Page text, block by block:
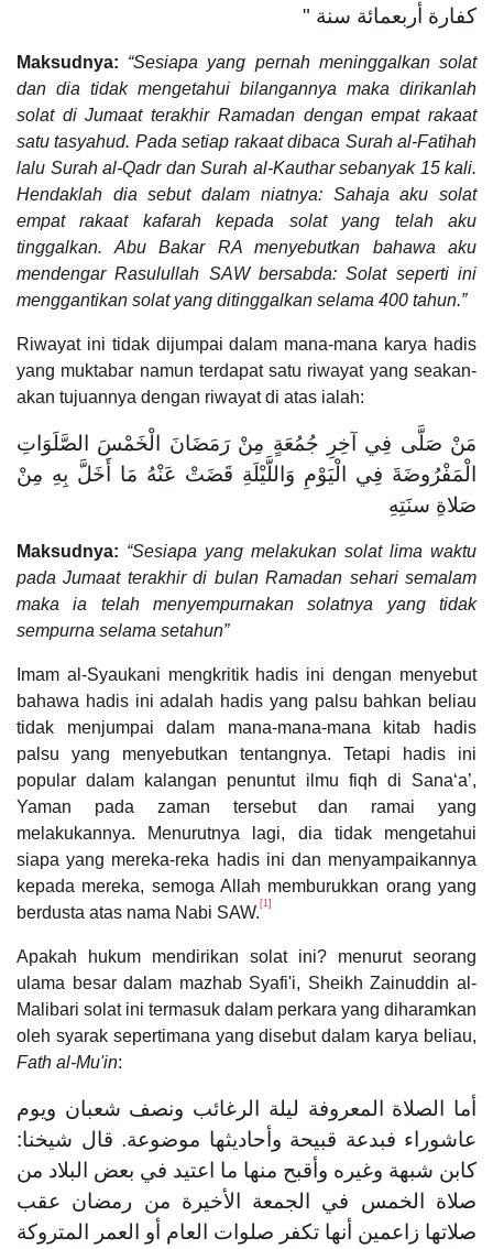
كفارة أربعمائة سنة "
Maksudnya: “Sesiapa yang pernah meninggalkan solat
dan dia tidak mengetahui bilangannya maka dirikanlah
solat di Jumaat terakhir Ramadan dengan empat rakaat
satu tasyahud. Pada setiap rakaat dibaca Surah al-Fatihah
lalu Surah al-Qadr dan Surah al-Kauthar sebanyak 15 kali.
Hendaklah dia sebut dalam niatnya: Sahaja aku solat
empat rakaat kafarah kepada solat yang telah aku
tinggalkan. Abu Bakar RA menyebutkan bahawa aku
mendengar Rasulullah SAW bersabda: Solat seperti ini
menggantikan solat yang ditinggalkan selama 400 tahun.”
Riwayat ini tidak dijumpai dalam mana-mana karya hadis
yang muktabar namun terdapat satu riwayat yang seakan-
akan tujuannya dengan riwayat di atas ialah:
مَنْ صَلَّى فِي آخِرِ جُمُعَةٍ مِنْ رَمَضَانَ الْخَمْسَ الصَّلَوَاتِ
الْمَفْرُوضَةَ فِي الْيَوْمِ وَاللَّيْلَةِ قَضَتْ عَنْهُ مَا أَخَلَّ بِهِ مِنْ
صَلاةِ سنَتِهِ
Maksudnya: “Sesiapa yang melakukan solat lima waktu
pada Jumaat terakhir di bulan Ramadan sehari semalam
maka ia telah menyempurnakan solatnya yang tidak
sempurna selama setahun”
Imam al-Syaukani mengkritik hadis ini dengan menyebut
bahawa hadis ini adalah hadis yang palsu bahkan beliau
tidak menjumpai dalam mana-mana-mana kitab hadis
palsu yang menyebutkan tentangnya. Tetapi hadis ini
popular dalam kalangan penuntut ilmu fiqh di Sanaʻa’,
Yaman pada zaman tersebut dan ramai yang
melakukannya. Menurutnya lagi, dia tidak mengetahui
siapa yang mereka-reka hadis ini dan menyampaikannya
kepada mereka, semoga Allah memburukkan orang yang
berdusta atas nama Nabi SAW. [1]
Apakah hukum mendirikan solat ini? menurut seorang
ulama besar dalam mazhab Syafi'i, Sheikh Zainuddin al-
Malibari solat ini termasuk dalam perkara yang diharamkan
oleh syarak sepertimana yang disebut dalam karya beliau,
Fath al-Mu'in:
أما الصلاة المعروفة ليلة الرغائب ونصف شعبان ويوم
عاشوراء فبدعة قبيحة وأحاديثها موضوعة. قال شيخنا:
كابن شبهة وغيره وأقبح منها ما اعتيد في بعض البلاد من
صلاة الخمس في الجمعة الأخيرة من رمضان عقب
صلاتها زاعمين أنها تكفر صلوات العام أو العمر المتروكة